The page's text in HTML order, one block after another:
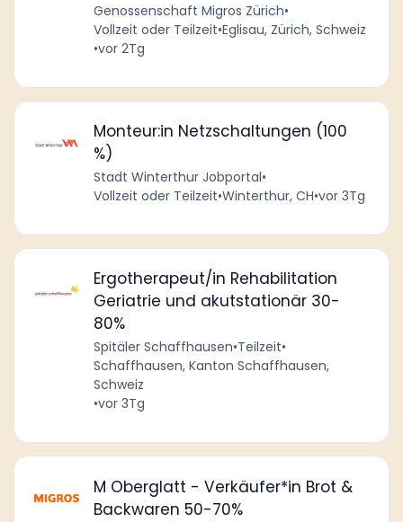
Genossenschaft Migros Zürich•
Vollzeit oder Teilzeit•Eglisau, Zürich, Schweiz
•vor 2Tg
Monteur:in Netzschaltungen (100
%)
Stadt Winterthur Jobportal•
Vollzeit oder Teilzeit•Winterthur, CH•vor 3Tg
Ergotherapeut/in Rehabilitation
Geriatrie und akutstationär 30-
80%
Spitäler Schaffhausen•Teilzeit•
Schaffhausen, Kanton Schaffhausen,
Schweiz
•vor 3Tg
M Oberglatt - Verkäufer*in Brot &
Backwaren 50-70%